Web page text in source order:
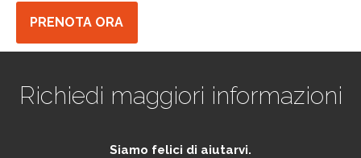
PRENOTA ORA
Richiedi maggiori informazioni
Siamo felici di aiutarvi.